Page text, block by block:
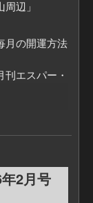
辺」
月の開運方法
エスパー・
スポット」を
2月号